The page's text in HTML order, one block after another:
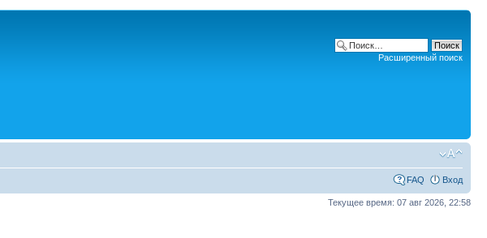
Расширенный поиск
FAQ Вход
Текущее время: 07 авг 2026, 22:58